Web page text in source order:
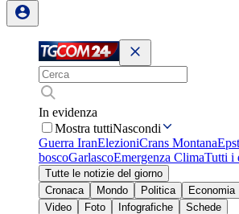
In evidenza
Mostra tuttiNascondi
Guerra IranElezioniCrans Montana
boscoGarlascoEmergenza ClimaTutti i
Tutte le notizie del giorno
Cronaca
Mondo Politica Economia
Video
Foto Infografiche
Schede